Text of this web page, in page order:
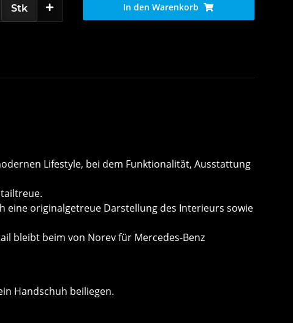
Stk In den Warenkorb
Lifestyle, bei dem Funktionalität, Ausstattung
originalgetreue Darstellung des Interieurs sowie
bleibt beim von Norev für Mercedes-Benz
Handschuh beiliegen.